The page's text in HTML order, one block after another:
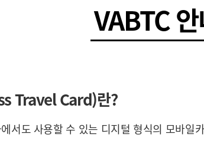
VABTC
Travel Card)란?
서도 사용할 수 있는 디지털 형식의 모바일